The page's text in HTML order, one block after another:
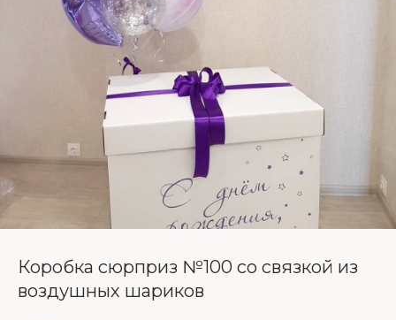
Коробка сюрприз №100 со связкой из
воздушных шариков